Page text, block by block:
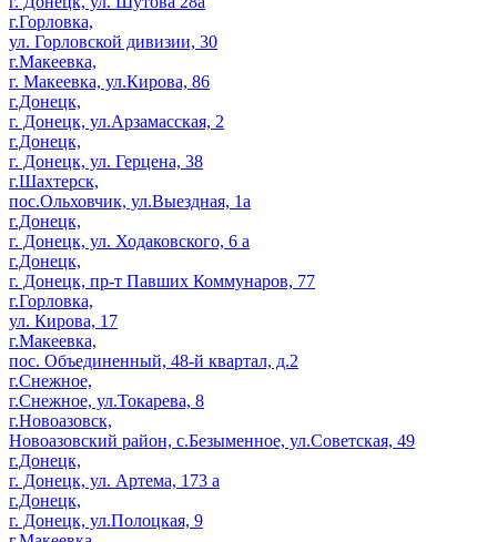
г.Горловка,
ул. Горловской дивизии, 30
г.Макеевка,
г. Макеевка, ул.Кирова, 86
г.Донецк,
г. Донецк, ул.Арзамасская, 2
г.Донецк,
г. Донецк, ул. Герцена, 38
г.Шахтерск,
пос.Ольховчик, ул.Выездная, 1а
г.Донецк,
г. Донецк, ул. Ходаковского, 6 а
г.Донецк,
г. Донецк, пр-т Павших Коммунаров, 77
г.Горловка,
ул. Кирова, 17
г.Макеевка,
пос. Объединенный, 48-й квартал, д.2
г.Снежное,
г.Снежное, ул.Токарева, 8
г.Новоазовск,
Новоазовский район, с.Безыменное, ул.Советская, 49
г.Донецк,
г. Донецк, ул. Артема, 173 а
г.Донецк,
г. Донецк, ул.Полоцкая, 9